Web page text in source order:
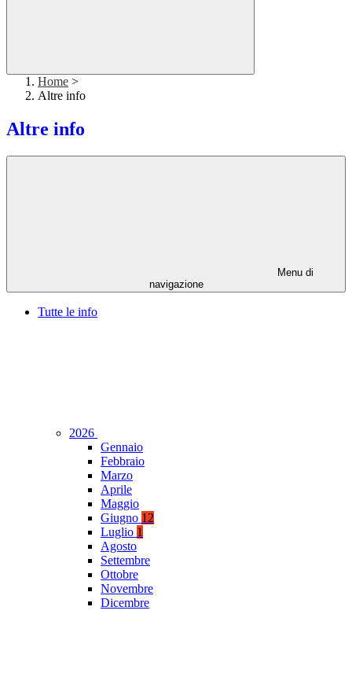
Home >
Altre info
Altre info
Menu di
navigazione
Tutte le info
2026
Gennaio
Febbraio
Marzo
Aprile
Maggio
Giugno 12
Luglio 1
Agosto
Settembre
Ottobre
Novembre
Dicembre